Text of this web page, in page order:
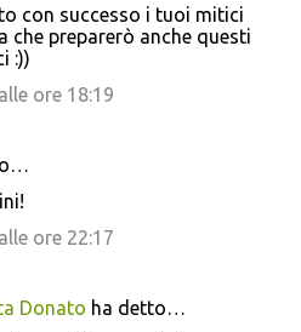
con successo i tuoi mitici
che preparerò anche questi
:))
ore 18:19
ore 22:17
Donato ha detto…